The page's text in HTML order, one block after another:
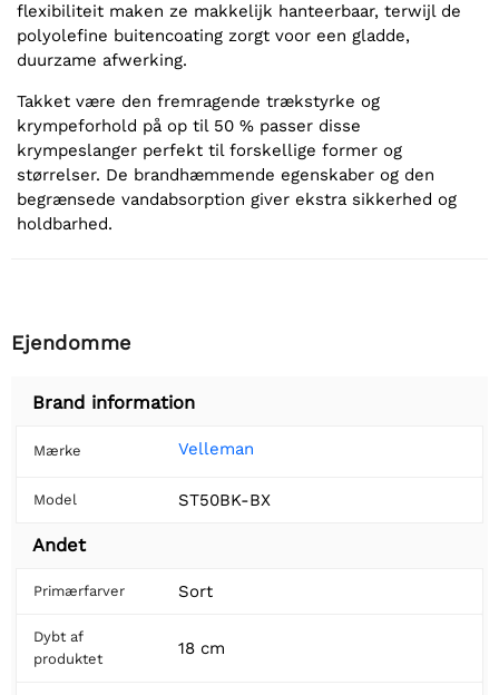
flexibiliteit maken ze makkelijk hanteerbaar, terwijl de
polyolefine buitencoating zorgt voor een gladde,
duurzame afwerking.
Takket være den fremragende trækstyrke og
krympeforhold på op til 50 % passer disse
krympeslanger perfekt til forskellige former og
størrelser. De brandhæmmende egenskaber og den
begrænsede vandabsorption giver ekstra sikkerhed og
holdbarhed.
Ejendomme
Brand information
Mærke Velleman
Model ST50BK-BX
Andet
Primærfarver Sort
Dybt af
produktet
18 cm